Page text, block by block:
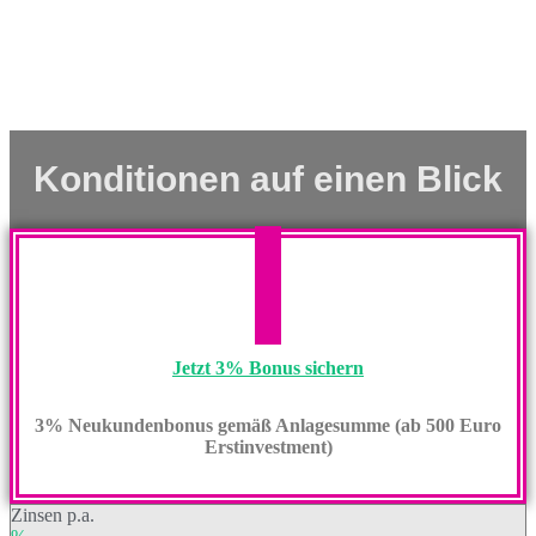
Konditionen auf einen Blick
Jetzt 3% Bonus sichern
3% Neukundenbonus gemäß Anlagesumme (ab 500 Euro
Erstinvestment)
Zinsen p.a.